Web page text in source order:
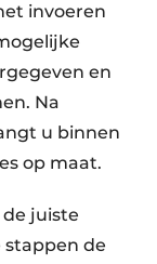
invoeren
en
Na
u binnen
op maat.
juiste
stappen de